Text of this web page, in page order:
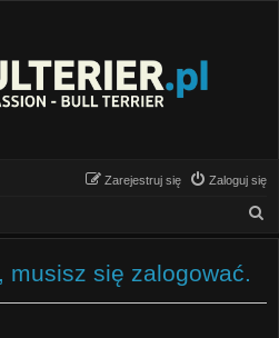
Zaloguj się
Zarejestruj się
z
musisz się zalogować.